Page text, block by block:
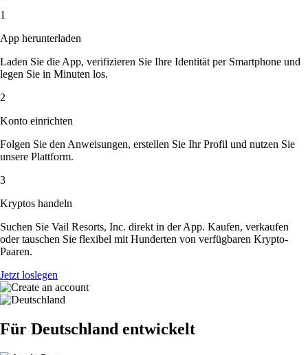
1
App herunterladen
Laden Sie die App, verifizieren Sie Ihre Identität per Smartphone und
legen Sie in Minuten los.
2
Konto einrichten
Folgen Sie den Anweisungen, erstellen Sie Ihr Profil und nutzen Sie
unsere Plattform.
3
Kryptos handeln
Suchen Sie Vail Resorts, Inc. direkt in der App. Kaufen, verkaufen
oder tauschen Sie flexibel mit Hunderten von verfügbaren Krypto-
Paaren.
Jetzt loslegen
Für Deutschland entwickelt